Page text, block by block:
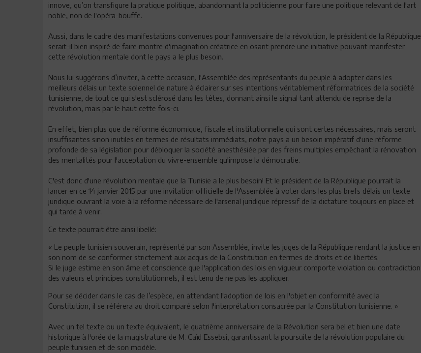
innove, qu’on transfigure la pratique politique, abandonnant la politicienne pour faire une politique relevant de l'art
noble, non de l'opéra-bouffe.
Aussi, dans le cadre des manifestations convenues pour l'anniversaire de la révolution, le président de la République
serait-il bien inspiré de faire montre d'imagination créatrice en osant prendre une initiative pouvant manifester
cette révolution mentale dont le pays a le plus besoin.
Nous lui suggérons d’inviter, à cette occasion, l'Assemblée des représentants du peuple à adopter dans les
meilleurs délais un texte solennel de nature à éclairer sur ses intentions véritablement réformatrices de la société
tunisienne, de tout ce qui s'est sclérosé dans les têtes, donnant ainsi le signal tant attendu de reprise de la
révolution, mais par le haut cette fois-ci.
En effet, bien plus que de réforme économique, fiscale et institutionnelle qui sont certes nécessaires, mais seront
insuffisantes sinon inutiles en termes de résultats immédiats, notre pays a un besoin impératif d'une réforme
profonde de sa législation pour débloquer la société anesthésiée par des freins multiples empêchant la rénovation
des mentalités pour l'acceptation du vivre-ensemble qu'impose la démocratie.
C'est donc d'une révolution mentale que la Tunisie a le plus besoin! Et le président de la République pourrait la
lancer en ce 14 janvier 2015 par une invitation officielle de l'Assemblée à voter dans les plus brefs délais un texte
juridique ouvrant la voie à la réforme nécessaire de l'arsenal juridique répressif de la dictature toujours en place et
qui tarde à venir.
Ce texte pourrait être ainsi libellé:
« Le peuple tunisien souverain, représenté par son Assemblée, invite les juges de la République rendant la justice en
son nom de se conformer strictement aux acquis de la Constitution en termes de droits et de libertés.
Si le juge estime en son âme et conscience que l'application des lois en vigueur comporte violation ou contradiction
des valeurs et principes constitutionnels, il est tenu de ne pas les appliquer.
Pour se décider dans le cas de l’espèce, en attendant l'adoption de lois en l'objet en conformité avec la
Constitution, il se référera au droit comparé selon l'interprétation consacrée par la Constitution tunisienne. »
Avec un tel texte ou un texte équivalent, le quatrième anniversaire de la Révolution sera bel et bien une date
historique à l'orée de la magistrature de M. Caïd Essebsi, garantissant la poursuite de la révolution populaire du
peuple tunisien et de son modèle.